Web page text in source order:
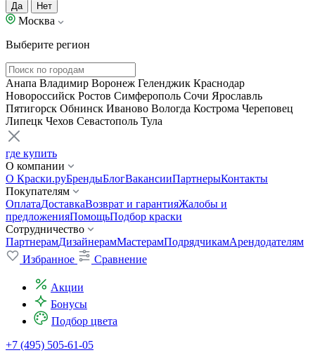
Да Нет
Москва
Выберите регион
Анапа Владимир Воронеж Геленджик Краснодар
Новороссийск Ростов Симферополь Сочи Ярославль
Пятигорск Обнинск Иваново Вологда Кострома Череповец
Липецк Чехов Севастополь Тула
где купить
О компании
О Краски.руБрендыБлогВакансииПартнерыКонтакты
Покупателям
ОплатаДоставкаВозврат и гарантияЖалобы и
предложенияПомощьПодбор краски
Сотрудничество
ПартнерамДизайнерамМастерамПодрядчикамАрендодателям
Избранное
Сравнение
Акции
Бонусы
Подбор цвета
+7 (495) 505-61-05